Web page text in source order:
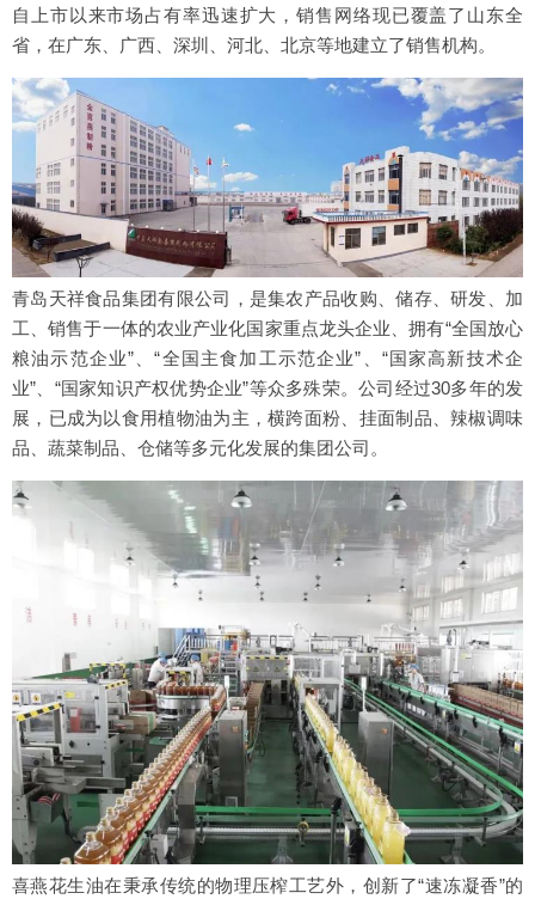
自上市以来市场占有率迅速扩大，销售网络现已覆盖了山东全
省，在广东、广西、深圳、河北、北京等地建立了销售机构。
青岛天祥食品集团有限公司，是集农产品收购、储存、研发、加
工、销售于一体的农业产业化国家重点龙头企业、拥有“全国放心
粮油示范企业”、“全国主食加工示范企业”、“国家高新技术企
业”、“国家知识产权优势企业”等众多殊荣。公司经过30多年的发
展，已成为以食用植物油为主，横跨面粉、挂面制品、辣椒调味
品、蔬菜制品、仓储等多元化发展的集团公司。
喜燕花生油在秉承传统的物理压榨工艺外，创新了“速冻凝香”的